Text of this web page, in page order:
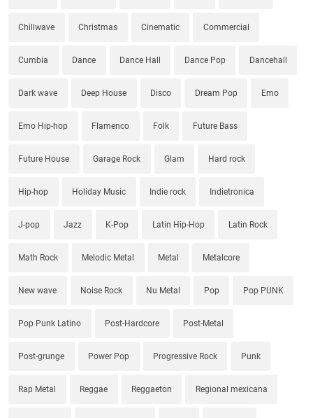
Chillwave Christmas Cinematic Commercial
Cumbia Dance Dance Hall Dance Pop Dancehall
Dark wave Deep House Disco Dream Pop Emo
Emo Hip-hop Flamenco Folk Future Bass
Future House Garage Rock Glam Hard rock
Hip-hop Holiday Music Indie rock Indietronica
J-pop Jazz K-Pop Latin Hip-Hop Latin Rock
Math Rock Melodic Metal Metal Metalcore
New wave Noise Rock Nu Metal Pop Pop PUNK
Pop Punk Latino Post-Hardcore Post-Metal
Post-grunge Power Pop Progressive Rock Punk
Rap Metal Reggae Reggaeton Regional mexicana